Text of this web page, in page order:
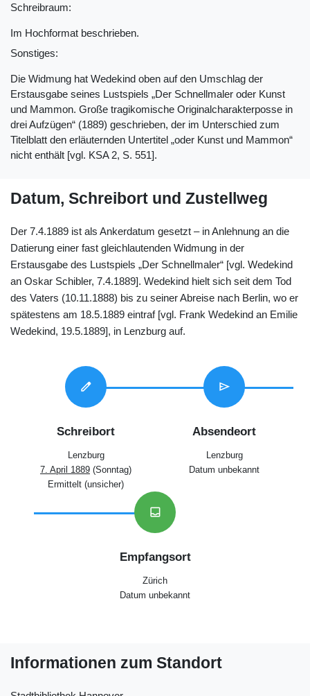
Schreibraum:
Im Hochformat beschrieben.
Sonstiges:
Die Widmung hat Wedekind oben auf den Umschlag der
Erstausgabe seines Lustspiels „Der Schnellmaler oder Kunst
und Mammon. Große tragikomische Originalcharakterposse in
drei Aufzügen“ (1889) geschrieben, der im Unterschied zum
Titelblatt den erläuternden Untertitel „oder Kunst und Mammon“
nicht enthält [vgl. KSA 2, S. 551].
Datum, Schreibort und Zustellweg
Der 7.4.1889 ist als Ankerdatum gesetzt – in Anlehnung an die
Datierung einer fast gleichlautenden Widmung in der
Erstausgabe des Lustspiels „Der Schnellmaler“ [vgl. Wedekind
an Oskar Schibler, 7.4.1889]. Wedekind hielt sich seit dem Tod
des Vaters (10.11.1888) bis zu seiner Abreise nach Berlin, wo er
spätestens am 18.5.1889 eintraf [vgl. Frank Wedekind an Emilie
Wedekind, 19.5.1889], in Lenzburg auf.
edit
Schreibort
Lenzburg
7. April 1889 (Sonntag)
Ermittelt (unsicher)
send
Absendeort
Lenzburg
Datum unbekannt
inbox
Empfangsort
Zürich
Datum unbekannt
Informationen zum Standort